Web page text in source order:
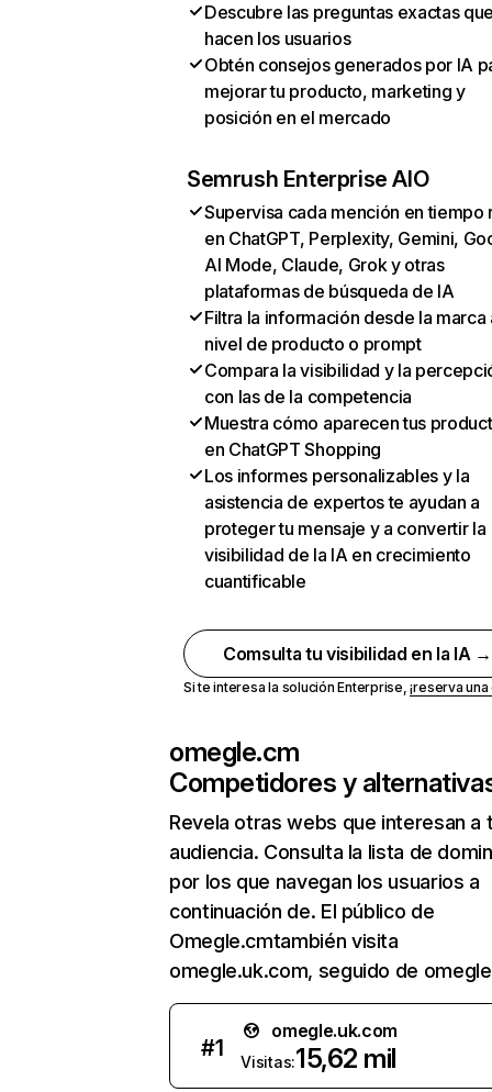
Descubre las preguntas exactas
hacen los usuarios
Obtén consejos generados por IA
mejorar tu producto, marketing y
posición en el mercado
Semrush Enterprise AIO
Supervisa cada mención en tiempo
en ChatGPT, Perplexity, Gemini,
AI Mode, Claude, Grok y otras
plataformas de búsqueda de IA
Filtra la información desde la marca
nivel de producto o prompt
Compara la visibilidad y la
con las de la competencia
Muestra cómo aparecen tus
en ChatGPT Shopping
Los informes personalizables y la
asistencia de expertos te ayudan a
proteger tu mensaje y a convertir la
visibilidad de la IA en crecimiento
cuantificable
Comsulta tu visibilidad en la IA →
Si te interesa la solución Enterprise,¡reserva
omegle.cm
Competidores y
Revela otras webs que interesan a
audiencia. Consulta la lista de
por los que navegan los usuarios a
continuación de. El público de
Omegle.cmtambién visita
omegle.uk.com, seguido de
#1
omegle.uk.com
Visitas:15,62 mil